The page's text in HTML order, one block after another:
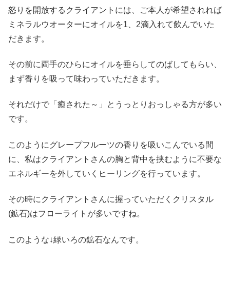
怒りを開放するクライアントには、ご本人が希望されれば
ミネラルウオーターにオイルを1、2滴入れて飲んでいた
だきます。
その前に両手のひらにオイルを垂らしてのばしてもらい、
まず香りを吸って味わっていただきます。
それだけで「癒された～」とうっとりおっしゃる方が多い
です。
このようにグレープフルーツの香りを吸いこんでいる間
に、私はクライアントさんの胸と背中を挟むように不要な
エネルギーを外していくヒーリングを行っています。
その時にクライアントさんに握っていただくクリスタル
(鉱石)はフローライトが多いですね。
このような↓緑いろの鉱石なんです。